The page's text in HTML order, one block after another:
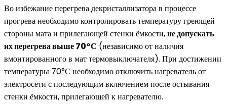
Во избежание перегрева декристаллизатора в процессе
прогрева необходимо контролировать температуру греющей
стороны мата и прилегающей стенки ёмкости,не допускать
их перегрева выше 70°С (независимо от наличия
вмонтированного в мат термовыключателя). При достижении
температуры 70°С необходимо отключить нагреватель от
электросети с последующим включением после остывания
стенки ёмкости, прилегающей к нагревателю.